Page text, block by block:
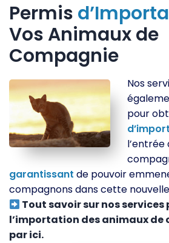
Permis
Vos Animaux de
Compagnie
Nos
pour
l’entrée
garantissant de pouvoir
compagnons dans cette
Tout savoir sur nos services
l’importation des animaux de
par ici.